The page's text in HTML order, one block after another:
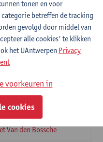
Van den Bossche
tonen en voor
betreffen de tracking
gevolgd door middel van
alle cookies' te klikken
het UAntwerpen Privacy
voorkeuren in
cookies